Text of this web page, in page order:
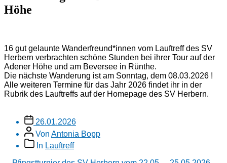
Höhe
16 gut gelaunte Wanderfreund*innen vom Lauftreff des SV
Herbern verbrachten schöne Stunden bei ihrer Tour auf der
Adener Höhe und am Beversee in Rünthe.
Die nächste Wanderung ist am Sonntag, dem 08.03.2026 !
Alle weiteren Termine für das Jahr 2026 findet ihr in der
Rubrik des Lauftreffs auf der Homepage des SV Herbern.
Veröffentlichungsdatum
26.01.2026
Beitragsautor
Von Antonia Bopp
Beitragskategorien
In Lauftreff